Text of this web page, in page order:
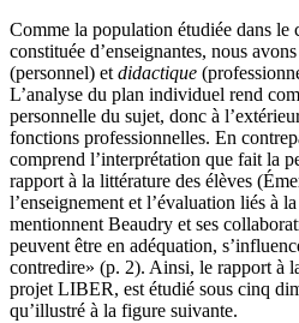
Comme la population étudiée dans le
constituée d’enseignantes, nous
(personnel) et didactique
L’analyse du plan individuel rend
personnelle du sujet, donc à
fonctions professionnelles. En
comprend l’interprétation que fait la
rapport à la littérature des élèves
l’enseignement et l’évaluation liés à
mentionnent Beaudry et ses
peuvent être en adéquation,
contredire» (p. 2). Ainsi, le rapport à
projet LIBER, est étudié sous cinq
qu’illustré à la figure suivante.